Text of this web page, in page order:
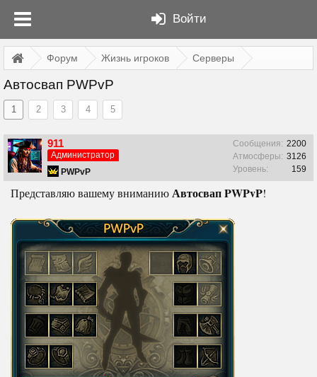
Войти
Форум Жизнь игроков Серверы
Автосвап PWPvP
1 2 3 4 5
911
Администратор
PWPvP
Сообщения: 2200
Атмосферы: 3126
Уровень:
159
Представляю вашему вниманиюАвтосвап PWPvP!